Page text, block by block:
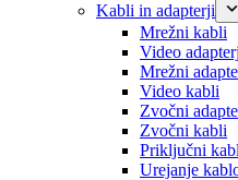
Kabli in adapterji
Mrežni kabli
Video
Mrežni
Video kabli
Zvočni
Zvočni kabli
Priključni
Urejanje